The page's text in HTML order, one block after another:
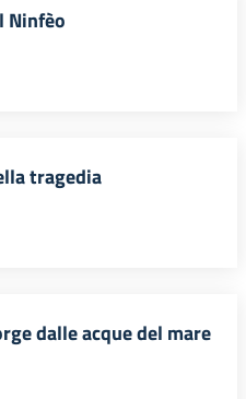
Ninfèo
tragedia
dalle acque del mare